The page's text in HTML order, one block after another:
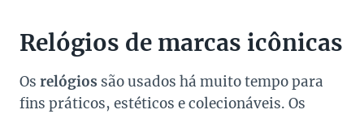
Relógios de marcas icônicas
Os relógios são usados ​​há muito tempo para
fins práticos, estéticos e colecionáveis. Os